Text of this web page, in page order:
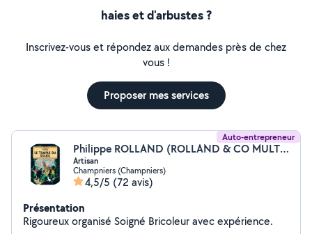
haies et d'arbustes ?
Inscrivez-vous et répondez aux demandes près de chez
vous !
Proposer mes services
Auto-entrepreneur
Philippe ROLLAND (ROLLAND & CO MULTI SERVICES)
Artisan
Champniers (Champniers)
4,5/5 (72 avis)
Présentation
Rigoureux organisé Soigné Bricoleur avec expérience.